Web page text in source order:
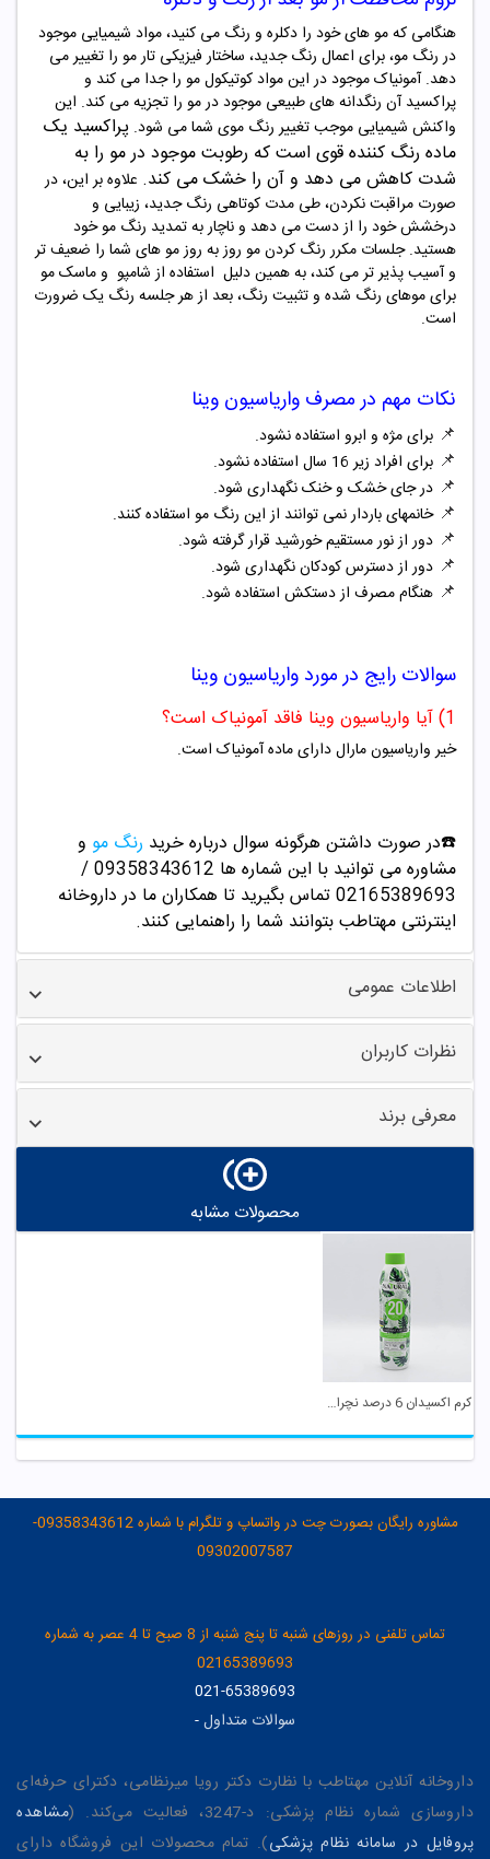
هنگامی که مو های خود را دکلره و رنگ می کنید، مواد شیمیایی موجود
در رنگ مو، برای اعمال رنگ جدید، ساختار فیزیکی تار مو را تغییر می
دهد. آمونیاک موجود در این مواد کوتیکول مو را جدا می کند و
پراکسید آن رنگدانه های طبیعی موجود در مو را تجزیه می کند. این
واکنش شیمیایی موجب تغییر رنگ موی شما می شود. پراکسید یک
ماده رنگ‌ کننده قوی است که رطوبتموجود در مو را به
شدت کاهش می دهد و آن را خشک می کند. علاوه بر این، در
صورت مراقبت نکردن، طی مدت کوتاهی رنگ جدید، زیبایی و
درخشش خود را از دست می دهد و ناچار به تمدید رنگ مو خود
هستید. جلسات مکرر رنگ کردن مو روز به روز مو های شما را ضعیف تر
و آسیب پذیر تر می کند، به همین دلیل استفاده از شامپو و ماسک مو
برای موهای رنگ شده و تثبیت رنگ، بعد از هر جلسه رنگ یک ضرورت
است.
نکات مهم در مصرف واریاسیون وینا
📌 برای مژه و ابرو استفاده نشود.
📌 برای افراد زیر 16 سال استفاده نشود.
📌 در جای خشک و خنک نگهداری شود.
📌خانمهای باردار نمی توانند از این رنگ مو استفاده کنند.
📌 دور از نور مستقیم خورشید قرار گرفته شود.
📌 دور از دسترس کودکان نگهداری شود.
📌 هنگام مصرف از دستکش استفاده شود.
سوالات رایج در مورد واریاسیون وینا
1) آیا واریاسیون وینا فاقد آمونیاک است؟
خیر واریاسیون مارال دارای ماده آمونیاک است.
☎️در صورت داشتن هرگونه سوال درباره خرید رنگ مو و
مشاوره می توانید با این شماره ها 09358343612 /
02165389693تماس بگیرید تا همکاران ما در داروخانه
اینترنتی مهتاطب بتوانند شما را راهنمایی کنند.
اطلاعات عمومی
نظرات کاربران
معرفی برند
محصولات مشابه
کرم اکسیدان 6 درصد نچرال اینیستینکس
مشاوره رایگان بصورت چت در واتساپ و تلگرام با شماره 09358343612-
09302007587
تماس تلفنی در روزهای شنبه تا پنج شنبه از 8 صبح تا 4 عصر به شماره
02165389693
021-65389693
سوالات متداول-
داروخانه آنلاین مهتاطب با نظارت دکتر رویا میرنظامی، دکترای حرفه‌ای
داروسازی شماره نظام پزشکی: د-3247، فعالیت می‌کند. (
مشاهده
پروفایل در سامانه نظام پزشکی). تمام محصولات این فروشگاه دارای